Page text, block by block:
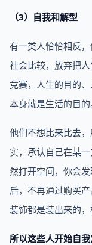
（3）自我和解型
有一类人恰恰相反
社会比较，放弃把
竞赛，人生的目的
本身就是生活的目的
他们不想比来比去
实，承认自己在某
然打开空间，你会
后，不再通过购买
装饰都是装出来的，
所以这些人开始自